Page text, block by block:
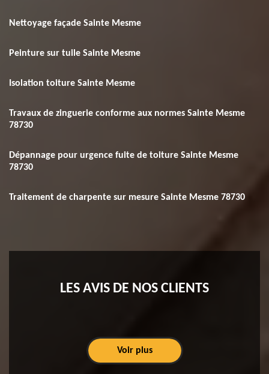
Nettoyage façade Sainte Mesme
Peinture sur tuile Sainte Mesme
Isolation toiture Sainte Mesme
Travaux de zinguerie conforme aux normes Sainte Mesme
78730
Dépannage pour urgence fuite de toiture Sainte Mesme
78730
Traitement de charpente sur mesure Sainte Mesme 78730
LES AVIS DE NOS CLIENTS
Voir plus